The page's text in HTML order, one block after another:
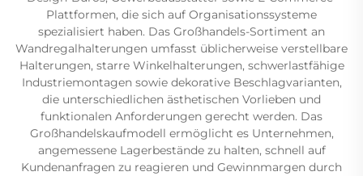
Plattformen, die sich auf Organisationssysteme
spezialisiert haben. Das Großhandels-Sortiment an
Wandregalhalterungen umfasst üblicherweise verstellbare
Halterungen, starre Winkelhalterungen, schwerlastfähige
Industriemontagen sowie dekorative Beschlagvarianten,
die unterschiedlichen ästhetischen Vorlieben und
funktionalen Anforderungen gerecht werden. Das
Großhandelskaufmodell ermöglicht es Unternehmen,
angemessene Lagerbestände zu halten, schnell auf
Kundenanfragen zu reagieren und Gewinnmargen durch